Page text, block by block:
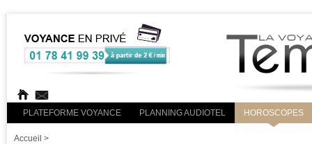
PLATEFORME VOYANCE PLANNING AUDIOTEL HOROSCOPES
Accueil >